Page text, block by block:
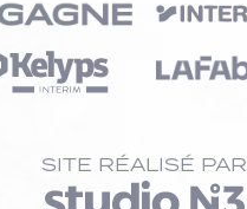
SITE RÉALISÉ PAR